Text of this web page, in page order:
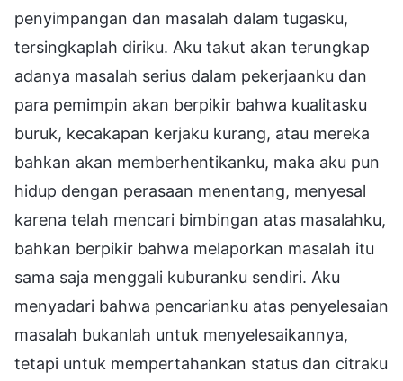
penyimpangan dan masalah dalam tugasku,
tersingkaplah diriku. Aku takut akan terungkap
adanya masalah serius dalam pekerjaanku dan
para pemimpin akan berpikir bahwa kualitasku
buruk, kecakapan kerjaku kurang, atau mereka
bahkan akan memberhentikanku, maka aku pun
hidup dengan perasaan menentang, menyesal
karena telah mencari bimbingan atas masalahku,
bahkan berpikir bahwa melaporkan masalah itu
sama saja menggali kuburanku sendiri. Aku
menyadari bahwa pencarianku atas penyelesaian
masalah bukanlah untuk menyelesaikannya,
tetapi untuk mempertahankan status dan citraku